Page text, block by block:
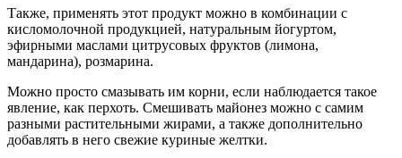
Также, применять этот продукт можно в комбинации с
кисломолочной продукцией, натуральным йогуртом,
эфирными маслами цитрусовых фруктов (лимона,
мандарина), розмарина.
Можно просто смазывать им корни, если наблюдается такое
явление, как перхоть. Смешивать майонез можно с самим
разными растительными жирами, а также дополнительно
добавлять в него свежие куриные желтки.